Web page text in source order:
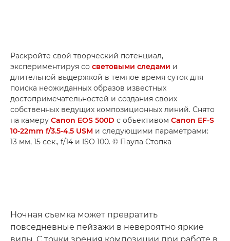
Раскройте свой творческий потенциал,
экспериментируя со световыми следами и
длительной выдержкой в темное время суток для
поиска неожиданных образов известных
достопримечательностей и создания своих
собственных ведущих композиционных линий. Снято
на камеру Canon EOS 500D с объективом Canon EF-S
10-22mm f/3.5-4.5 USM и следующими параметрами:
13 мм, 15 сек., f/14 и ISO 100. © Паула Стопка
Ночная съемка может превратить
повседневные пейзажи в невероятно яркие
виды. С точки зрения композиции при работе в